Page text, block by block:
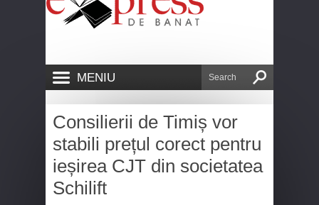
MENIU
Consilierii de Timiș vor
stabili prețul corect pentru
ieșirea CJT din societatea
Schilift